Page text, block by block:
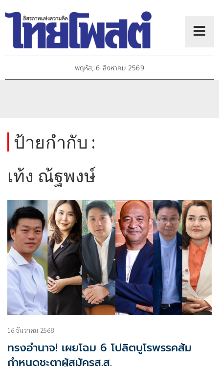
พฤหัส, 6 สิงหาคม 2569
ป้ายกำกับ :
เท้ง ณ้ฐพงษ์
16 ธันวาคม 2568
ทรงอำนาจ! เผยโฉม 6 โปลิตบูโรพรรคส้ม
กำหนดชะตาผู้สมัครส.ส.